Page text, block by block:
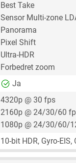
Best Take
Sensor Multi-zone
Panorama
Pixel Shift
Ultra-HDR
Forbedret zoom
Ja
4320p @ 30 fps
2160p @ 24/30/60
1080p @ 24/30/60/
10-bit HDR, Gyro-